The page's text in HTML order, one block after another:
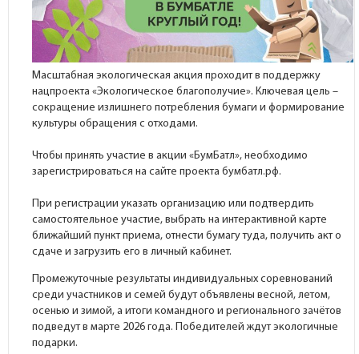
Масштабная экологическая акция проходит в поддержку
нацпроекта «Экологическое благополучие». Ключевая цель –
сокращение излишнего потребления бумаги и формирование
культуры обращения с отходами.
Чтобы принять участие в акции «БумБатл», необходимо
зарегистрироваться на сайте проекта бумбатл.рф.
При регистрации указать организацию или подтвердить
самостоятельное участие, выбрать на интерактивной карте
ближайший пункт приема, отнести бумагу туда, получить акт о
сдаче и загрузить его в личный кабинет.
Промежуточные результаты индивидуальных соревнований
среди участников и семей будут объявлены весной, летом,
осенью и зимой, а итоги командного и регионального зачётов
подведут в марте 2026 года. Победителей ждут экологичные
подарки.